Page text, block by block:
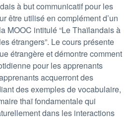
à but communicatif pour les
être utilisé en complément d’un
MOOC intitulé “Le Thaïlandais à
étrangers”. Le cours présente
étrangère et démontre comment
pour les apprenants
acquerront des
des exemples de vocabulaire,
thaï fondamentale qui
dans les interactions